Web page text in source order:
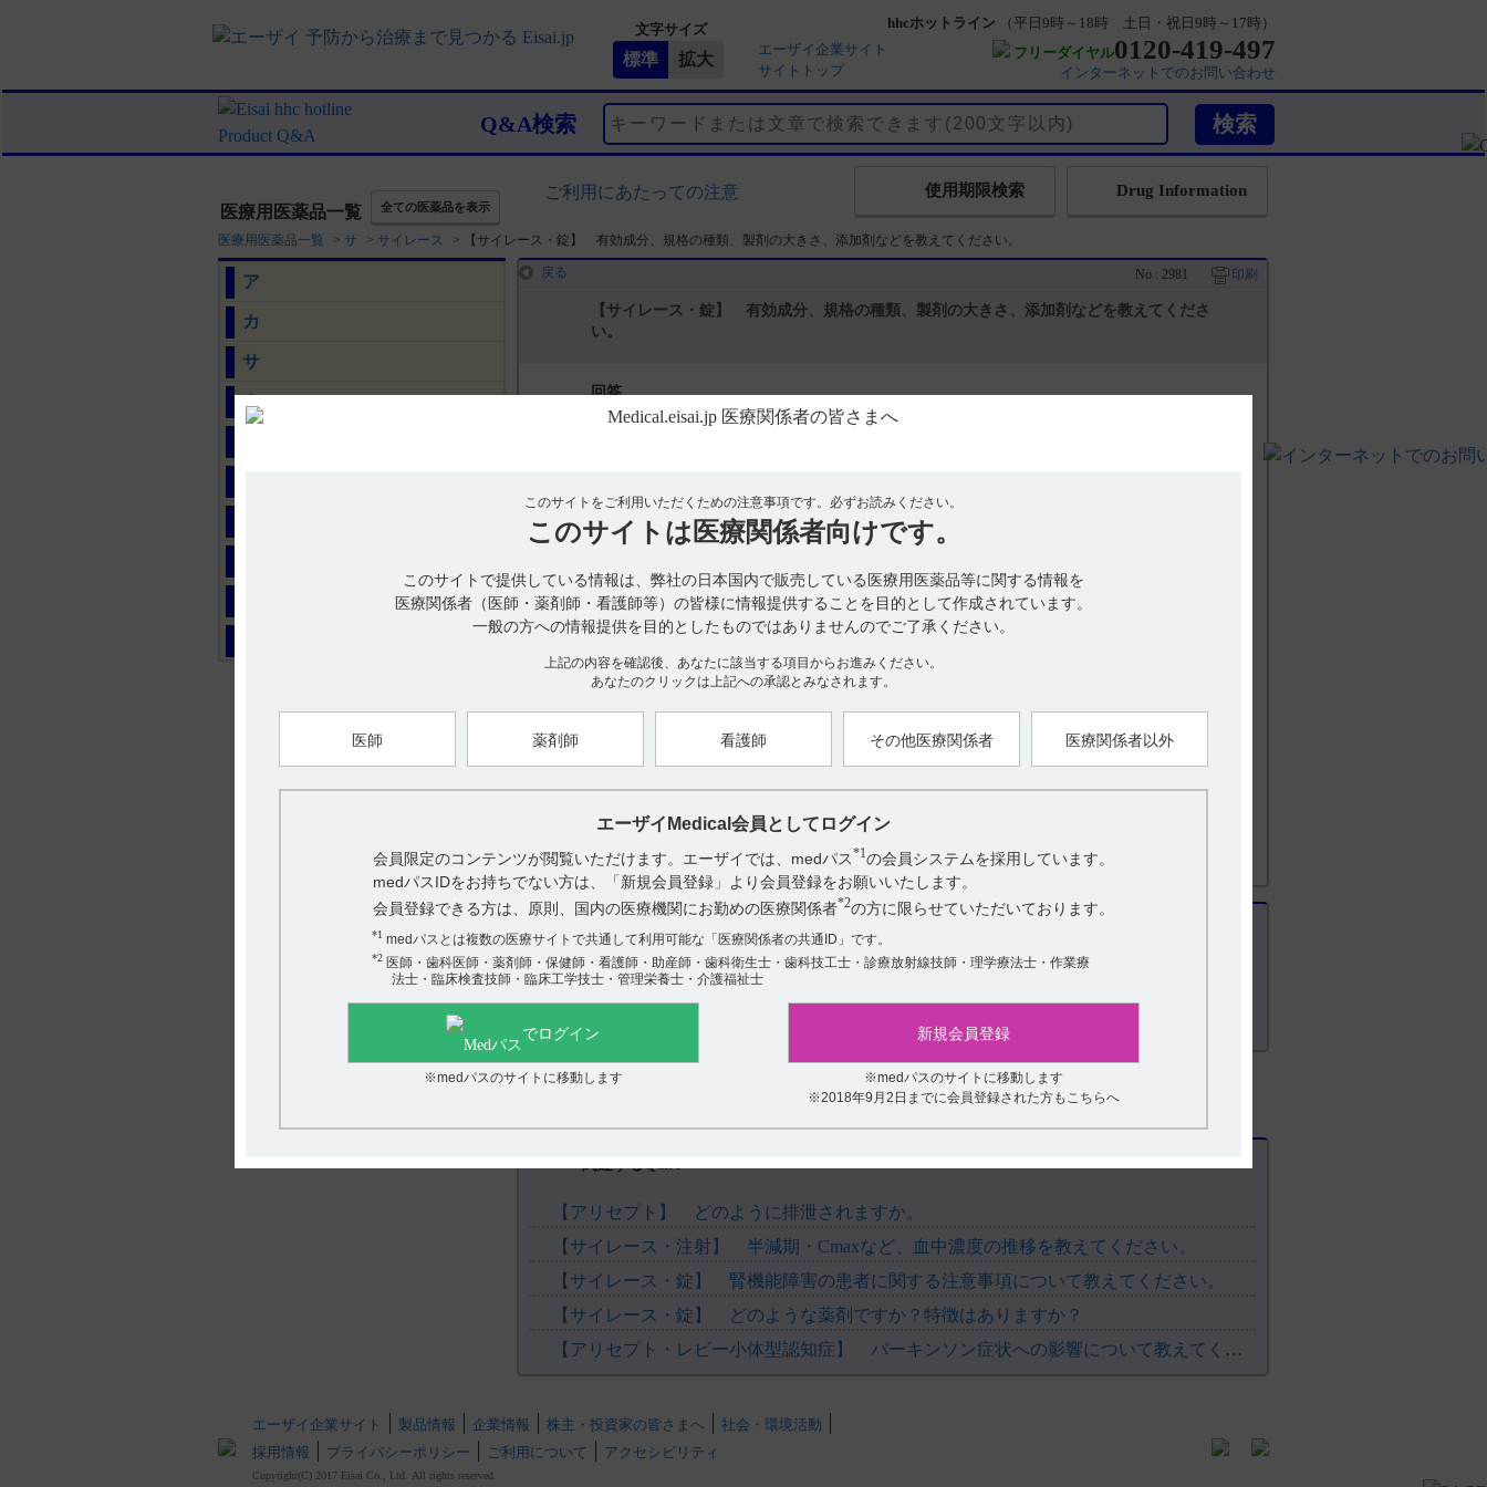
文字サイズ
エーザイ企業サイト
サイトトップ
hhcホットライン
（平日9時～18時 土日・祝日9時～17時）
フリーダイヤル0120-419-497
インターネットでのお問い合わせ
Q&A検索
医療用医薬品一覧 全ての医薬品を表示
ご利用にあたっての注意 Drug Information
使用期限検索
医療用医薬品一覧 > サ > サイレース > 【サイレース・錠】 有効成分、規格の種類、製剤の大きさ、添加剤などを教えてください。
ア
カ
サ
タ
このサイトをご利用いただくための注意事項です。 必ずお読みください。
このサイトは 医療関係者向けです。
このサイトで提供している情報は、弊社の日本国内で販売している医療用医薬品等に関する情報を
医療関係者（医師・薬剤師・看護師等）の皆様に情報提供することを目的として作成されています。
一般の方への情報提供を目的としたものではありませんのでご了承ください。
上記の内容を確認後、あなたに該当する項目からお進みください。
あなたのクリックは上記への承認とみなされます。
医師 薬剤師 看護師 その他医療関係者 医療関係者以外
エーザイMedical会員としてログイン
会員限定のコンテンツが閲覧いただけます。エーザイでは、medパス*1の会員システムを採用しています。
medパスIDをお持ちでない方は、「新規会員登録」より会員登録をお願いいたします。
会員登録できる方は、原則、国内の医療機関にお勤めの医療関係者*2の方に限らせていただいております。
*1medパスとは複数の医療サイトで共通して利用可能な「医療関係者の共通ID」です。
*2医師・歯科医師・薬剤師・保健師・看護師・助産師・歯科衛生士・歯科技工士・診療放射線技師・理学療法士・作業療
法士・臨床検査技師・臨床工学技士・管理栄養士・介護福祉士
でログイン
※medパスのサイトに移動します
新規会員登録
※medパスのサイトに移動します
※2018年9月2日までに会員登録された方もこちらへ
戻る No : 2981 印刷
【サイレース・錠】 有効成分、規格の種類、製剤の大きさ、添加剤などを教えてくださ
い。
回答
3．1 組成
1）サイレース錠1mg・錠2mg電子添文 2023年4月改訂（第1版） 3．組成･性状
役に立った
役に立たなかった
関連するQ&A
【アリセプト】 どのように排泄されますか。
【サイレース・注射】 半減期・Cmaxなど、血中濃度の推移を教えてください。
【サイレース・錠】 腎機能障害の患者に関する注意事項について教えてください。
【サイレース・錠】 どのような薬剤ですか？特徴はありますか？
【アリセプト・レビー小体型認知症】 パーキンソン症状への影響について教えてください。
エーザイ企業サイト 製品情報 企業情報 株主・投資家の皆さまへ
社会・環境活動
採用情報
プライバシーポリシー ご利用について アクセシビリティ
Copyright(C) 2017 Eisai Co., Ltd. All rights reserved.